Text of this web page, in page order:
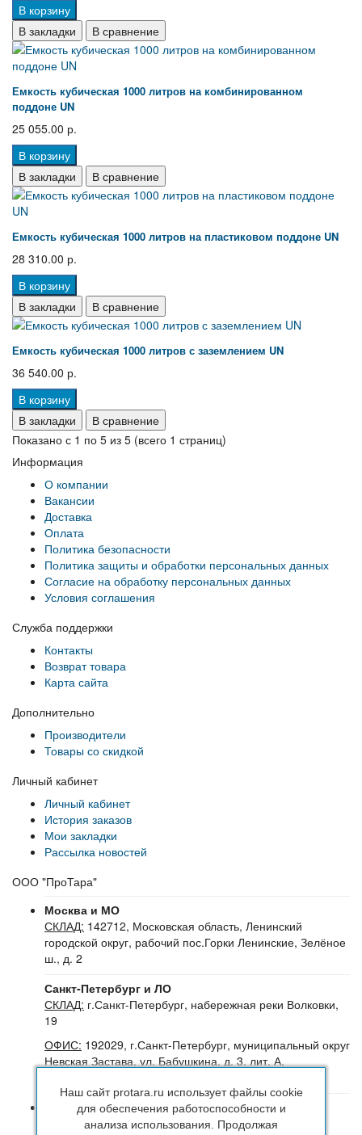
В корзину
В закладки
В сравнение
Емкость кубическая 1000 литров на комбинированном
поддоне UN
25 055.00 р.
В корзину
В закладки
В сравнение
Емкость кубическая 1000 литров на пластиковом поддоне UN
28 310.00 р.
В корзину
В закладки
В сравнение
Емкость кубическая 1000 литров с заземлением UN
36 540.00 р.
В корзину
В закладки
В сравнение
Показано с 1 по 5 из 5 (всего 1 страниц)
Информация
О компании
Вакансии
Доставка
Оплата
Политика безопасности
Политика защиты и обработки персональных данных
Согласие на обработку персональных данных
Условия соглашения
Служба поддержки
Контакты
Возврат товара
Карта сайта
Дополнительно
Производители
Товары со скидкой
Личный кабинет
Личный кабинет
История заказов
Мои закладки
Рассылка новостей
ООО "ПроТара"
Москва и МО
СКЛАД: 142712, Московская область, Ленинский
городской округ, рабочий пос.Горки Ленинские, Зелёное
ш., д. 2
Санкт-Петербург и ЛО
СКЛАД: г.Санкт-Петербург, набережная реки Волковки,
19
ОФИС: 192029, г.Санкт-Петербург, муниципальный округ
Невская Застава, ул. Бабушкина, д. 3, лит. А,
8 (800) 222 44 29(Бесплатный звонок по РФ)
+7 (963) 314 20 33(Санкт-Петербург и ЛО)
Наш сайт protara.ru использует файлы cookie
для обеспечения работоспособности и
анализа использования. Продолжая